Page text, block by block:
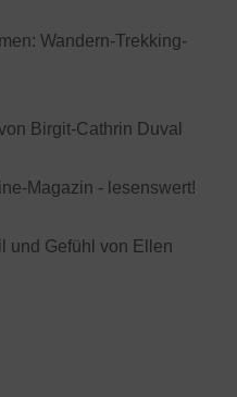
Wandern-Trekking-
Birgit-Cathrin Duval
Magazin - lesenswert!
und Gefühl von Ellen